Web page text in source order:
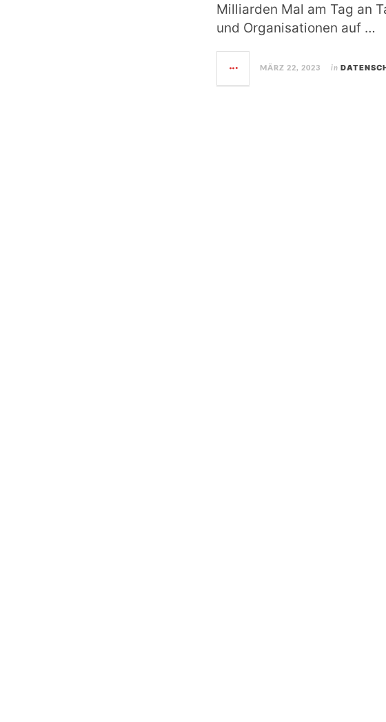
Milliarden Mal am Tag an
und Organisationen auf …
MÄRZ 22, 2023 in